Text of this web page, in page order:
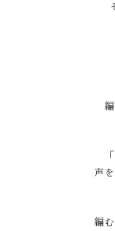
声
編